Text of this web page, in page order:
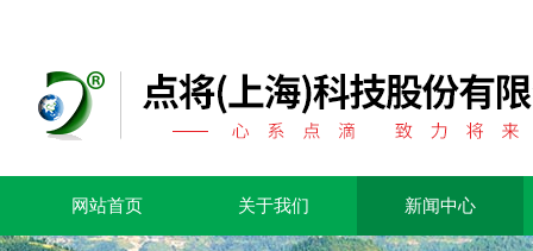
网站首页 关于我们 新闻中心